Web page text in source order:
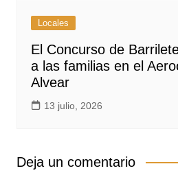
Locales
El Concurso de
a las familias en el
Alvear
13 julio, 2026
Deja un comentario